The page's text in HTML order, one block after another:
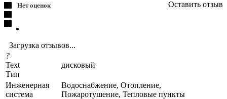
Нет оценок Оставить отзыв
Загрузка отзывов...
?
Text
Тип
дисковый
Инженерная
система
Водоснабжение, Отопление,
Пожаротушение, Тепловые пункты